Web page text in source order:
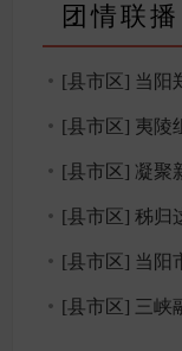
团情联播
[县市区] 当阳郑
[县市区] 夷陵
[县市区] 凝聚
[县市区] 秭归
[县市区] 当阳
[县市区] 三峡